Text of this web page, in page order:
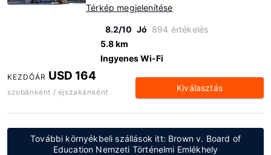
Térkép megjelenítése
8.2/10 Jó 894 értékelés
5.8 km
Ingyenes Wi-Fi
KEZDŐÁR USD 164
szobánként / éjszakánként Kiválasztás
További környékbeli szállások itt: Brown v. Board of
Education Nemzeti Történelmi Emlékhely